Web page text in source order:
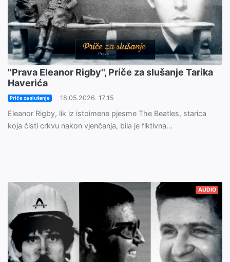
''Prava Eleanor Rigby'', Priče za slušanje Tarika
Haverića
Priče za slušanje 18.05.2026. 17:15
Eleanor Rigby, lik iz istoimene pjesme The Beatles, starica
koja čisti crkvu nakon vjenčanja, bila je fiktivna...
AUDIO